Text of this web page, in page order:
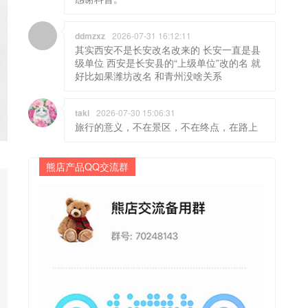
ddmzxz 2026-07-31 16:12:11
其实西安不是长安改名改来的 长安一直是县
级单位 西安是长安县的“上级单位”改的名 就
好比如果潍坊改名 和青州没啥关系
taki 2026-07-30 15:06:31
旅行的意义，不在景区，不在终点，在路上
熊店产品QQ交流群